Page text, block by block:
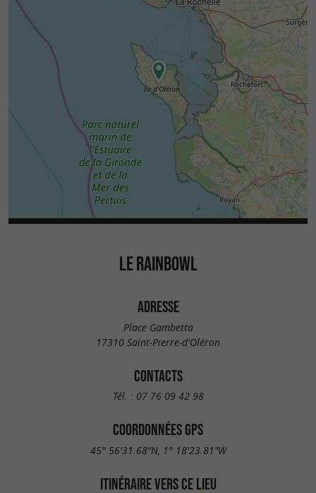
LE RAINBOWL
ADRESSE
Place Gambetta
17310 Saint-Pierre-d'Oléron
CONTACTS
Tél. : 07 76 09 42 98
COORDONNÉES GPS
45° 56'31.68"N, 1° 18'23.81"W
ITINÉRAIRE VERS CE LIEU